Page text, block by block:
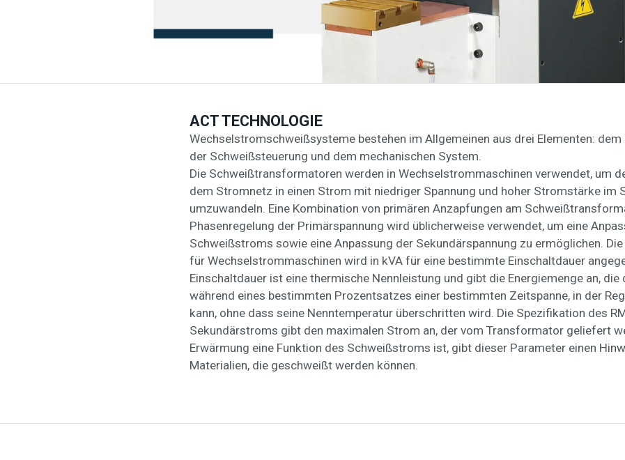
ACT TECHNOLOGIE
Wechselstromschweißsysteme bestehen im Allgemeinen aus drei Elementen:
der Schweißsteuerung und dem mechanischen System.
Die Schweißtransformatoren werden in Wechselstrommaschinen verwendet, um
dem Stromnetz in einen Strom mit niedriger Spannung und hoher Stromstärke im
umzuwandeln. Eine Kombination von primären Anzapfungen am
Phasenregelung der Primärspannung wird üblicherweise verwendet, um eine
Schweißstroms sowie eine Anpassung der Sekundärspannung zu ermöglichen.
für Wechselstrommaschinen wird in kVA für eine bestimmte Einschaltdauer
Einschaltdauer ist eine thermische Nennleistung und gibt die Energiemenge an,
während eines bestimmten Prozentsatzes einer bestimmten Zeitspanne, in der
kann, ohne dass seine Nenntemperatur überschritten wird. Die Spezifikation des
Sekundärstroms gibt den maximalen Strom an, der vom Transformator geliefert
Erwärmung eine Funktion des Schweißstroms ist, gibt dieser Parameter einen
Materialien, die geschweißt werden können.